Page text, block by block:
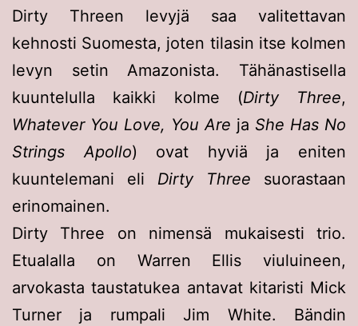
Dirty Threen levyjä saa valitettavan
kehnosti Suomesta, joten tilasin itse kolmen
levyn setin Amazonista. Tähänastisella
kuuntelulla kaikki kolme (Dirty Three,
Whatever You Love, You Are ja She Has No
Strings Apollo) ovat hyviä ja eniten
kuuntelemani eli Dirty Three suorastaan
erinomainen.
Dirty Three on nimensä mukaisesti trio.
Etualalla on Warren Ellis viuluineen,
arvokasta taustatukea antavat kitaristi Mick
Turner ja rumpali Jim White. Bändin